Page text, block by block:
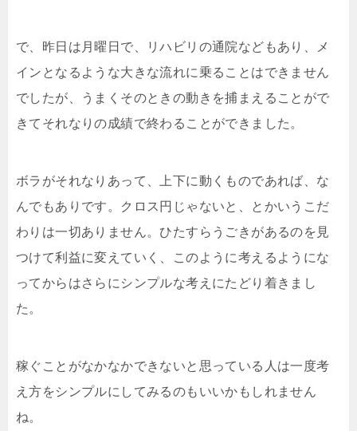
で、昨日は月曜日で、リハビリの通院などもあり、メ
インとなるような大きな流れに乗ることはできません
でしたが、うまくそのときの動きを捕まえることがで
きてそれなりの成績で終わることができました。
ボラがそれなりあって、上下に動くものであれば、な
んでもありです。クロス円じゃないと、とかいうこだ
わりは一切ありません。ひたすらうごきがあるのを見
つけて利益に変えていく、このように考えるようにな
ってからはさらにシンプルな考えにたどり着きまし
た。
稼ぐことがなかなかできないと思っている人は一度考
え方をシンプルにしてみるのもいいかもしれません
ね。